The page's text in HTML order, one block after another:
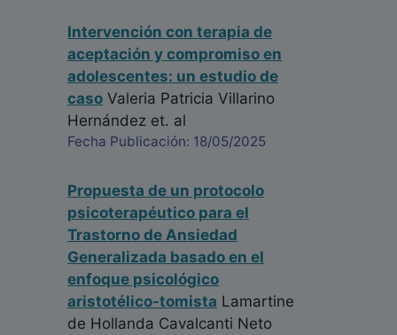
Intervención con terapia de
aceptación y compromiso en
adolescentes: un estudio de
caso Valeria Patricia Villarino
Hernández et. al
Fecha Publicación: 18/05/2025
Propuesta de un protocolo
psicoterapéutico para el
Trastorno de Ansiedad
Generalizada basado en el
enfoque psicológico
aristotélico-tomista Lamartine
de Hollanda Cavalcanti Neto